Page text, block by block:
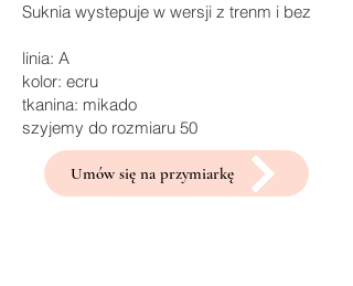
Suknia wystepuje w wersji z trenm i bez
linia: A
kolor: ecru
tkanina: mikado
szyjemy do rozmiaru 50
Umów się na przymiarkę